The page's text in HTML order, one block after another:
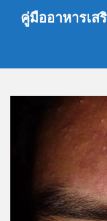
ป
คู่มืออาหารเ